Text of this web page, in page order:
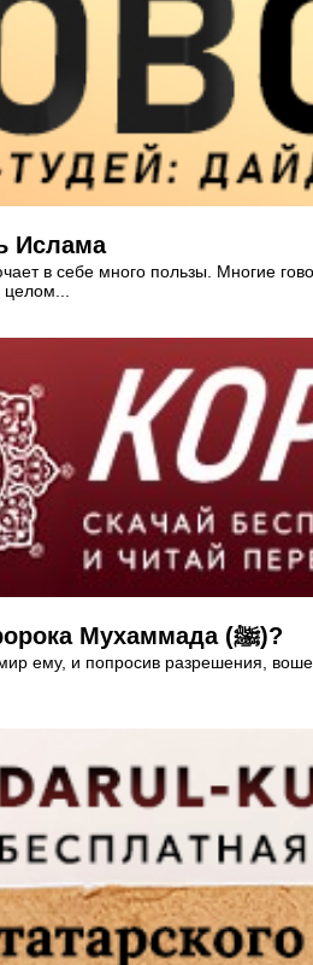
Ислама
в себе много пользы. Многие
Как Ангел смерти забрал душу Пророка Мухаммада (ﷺ)?
ему, и попросив разрешения,